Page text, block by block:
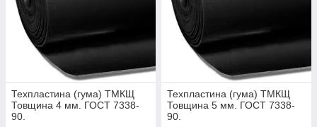
Техпластина (гума) ТМКЩ
Товщина 4 мм. ГОСТ 7338-
90.
Техпластина (гума) ТМКЩ
Товщина 5 мм. ГОСТ 7338-
90.